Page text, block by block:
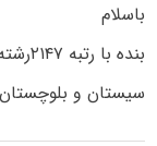
باسلام
بنده
سیستان و